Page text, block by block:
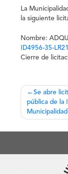
La
la siguiente
Nombre:
ID4956-35-LR21
Cierre de
de
Se abre
pública de la